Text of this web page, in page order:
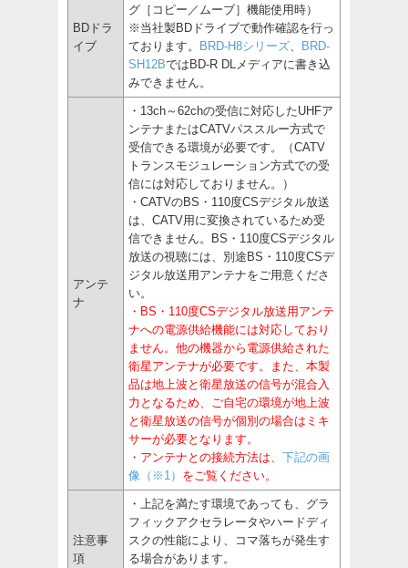
BDドラ
イブ
グ［コピー／ムーブ］機能使用時）
※当社製BDドライブで動作確認を行っ
ております。
BRD-H8シリーズ
BRD-
SH12BではBD-R DLメディアに書き込
みできません。
アンテ
ナ
・13ch～62chの受信に対応したUHFア
ンテナまたはCATVパススルー方式で
受信できる環境が必要です。（CATV
トランスモジュレーション方式での受
信には対応しておりません。）
・CATVのBS・110度CSデジタル放送
は、CATV用に変換されているため受
信できません。BS・110度CSデジタル
放送の視聴には、別途BS・110度CSデ
ジタル放送用アンテナをご用意くださ
い。
・BS・110度CSデジタル放送用アンテ
ナへの電源供給機能には対応しており
ません。他の機器から電源供給された
衛星アンテナが必要です。また、本製
品は地上波と衛星放送の信号が混合入
力となるため、ご自宅の環境が地上波
と衛星放送の信号が個別の場合はミキ
サーが必要となります。
・アンテナとの接続方法は、 下記の画
像（※1） をご覧ください。
注意事
項
・上記を満たす環境であっても、グラ
フィックアクセラレータやハードディ
スクの性能により、コマ落ちが発生す
る場合があります。